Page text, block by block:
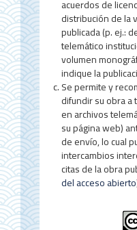
l
a
r
t
í
c
u
l
o
acuerdos de
distribución de la
publicada (p. ej.:
telemático
volumen
indique la
Se permite y
difundir su obra a
en archivos
su página web)
de envío, lo cual
intercambios
citas de la obra
del acceso abierto